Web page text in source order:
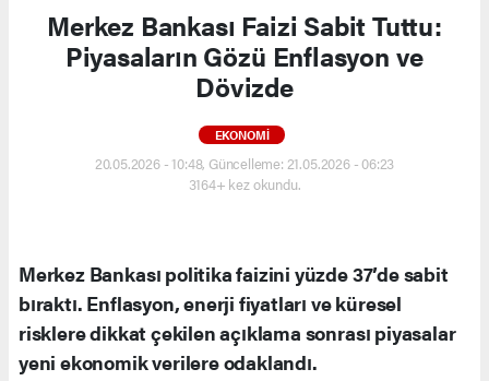
Merkez Bankası Faizi Sabit Tuttu:
Piyasaların Gözü Enflasyon ve
Dövizde
EKONOMI
20.05.2026 - 10:48, Güncelleme: 21.05.2026 - 06:23
3164+ kez okundu.
Merkez Bankası politika faizini yüzde 37’de sabit
bıraktı. Enflasyon, enerji fiyatları ve küresel
risklere dikkat çekilen açıklama sonrası piyasalar
yeni ekonomik verilere odaklandı.